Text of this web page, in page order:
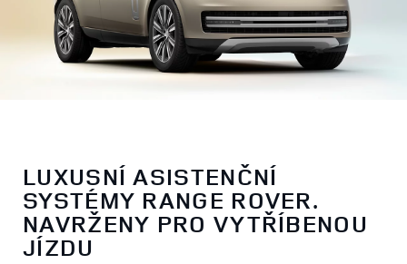
LUXUSNÍ ASISTENČNÍ
SYSTÉMY RANGE ROVER.
NAVRŽENY PRO VYTŘÍBENOU
JÍZDU